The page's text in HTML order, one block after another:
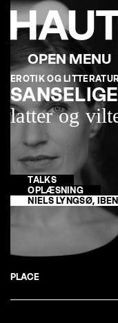
EROTIK OG LITTERATUR
latter og
TALKS
OPLÆSNING
NIELS LYNGSØ,
PLACE